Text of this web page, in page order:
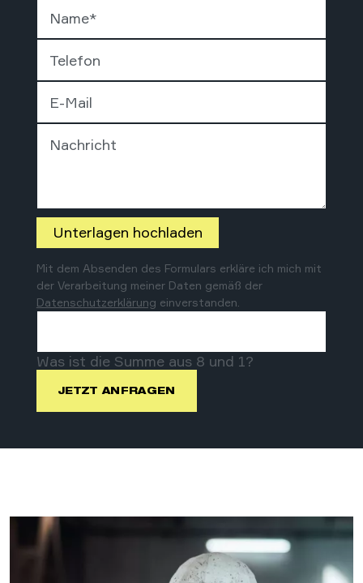
Name*
Telefon
E-Mail
Nachricht
Unterlagen hochladen
Mit dem Absenden des Formulars erkläre ich mich mit
der Verarbeitung meiner Daten gemäß der
Datenschutzerklärung einverstanden.
Was ist die Summe aus 8 und 1?
JETZT ANFRAGEN